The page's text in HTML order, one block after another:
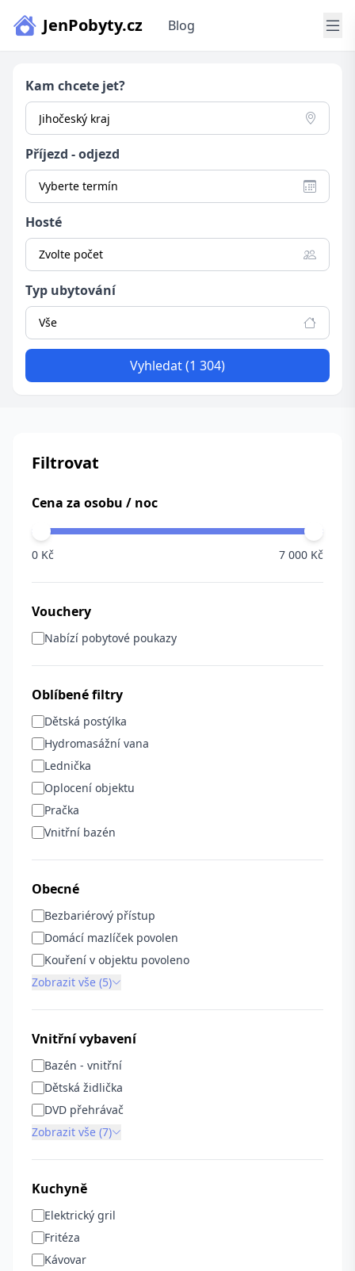
JenPobyty.cz Blog
Kam chcete jet?
Příjezd - odjezd
Vyberte termín
Hosté
Zvolte počet
Typ ubytování
Vše
Vyhledat (1 304)
Filtrovat
Cena za osobu / noc
0 Kč 7 000 Kč
Vouchery
Nabízí pobytové poukazy
Oblíbené filtry
Dětská postýlka
Hydromasážní vana
Lednička
Oplocení objektu
Pračka
Vnitřní bazén
Obecné
Bezbariérový přístup
Domácí mazlíček povolen
Kouření v objektu povoleno
Zobrazit vše (5)
Vnitřní vybavení
Bazén - vnitřní
Dětská židlička
DVD přehrávač
Zobrazit vše (7)
Kuchyně
Elektrický gril
Fritéza
Kávovar